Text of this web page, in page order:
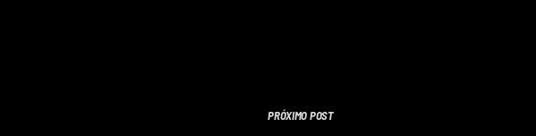
PRÓXIMO POST